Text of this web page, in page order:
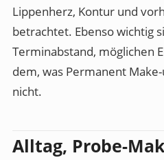
Lippenherz, Kontur und
betrachtet. Ebenso wichtig
Terminabstand, möglichen
dem, was Permanent
nicht.
Alltag, Probe-